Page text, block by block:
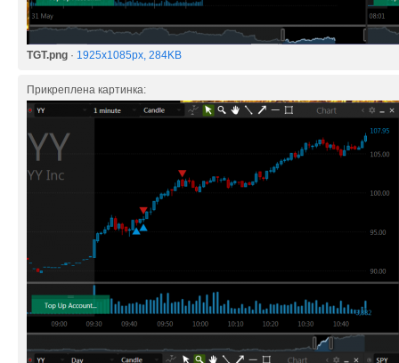
TGT.png · 1925x1085px, 284KB
Прикреплена картинка: